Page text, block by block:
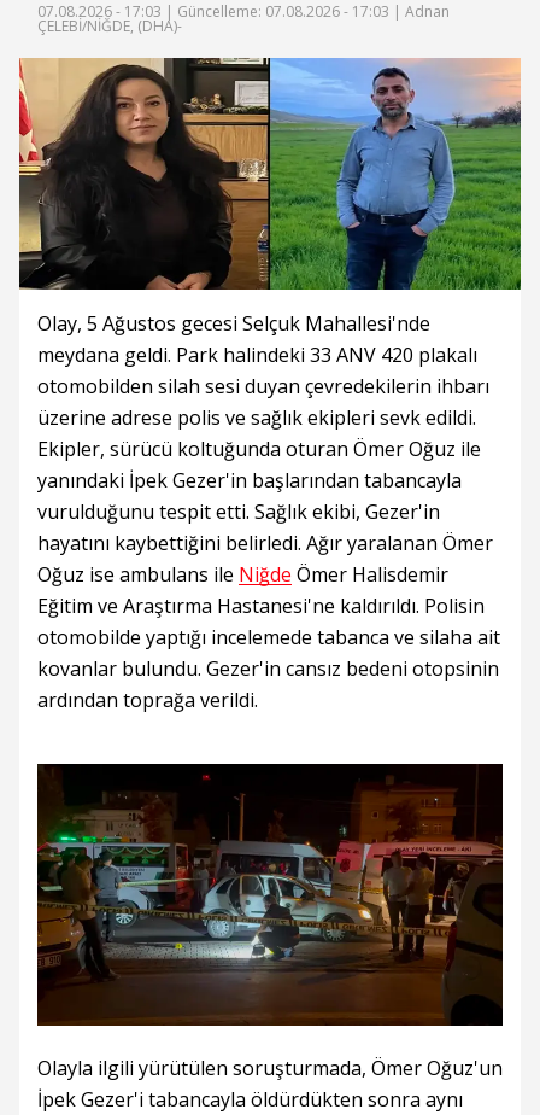
07.08.2026 - 17:03 | Güncelleme: 07.08.2026 - 17:03 | Adnan
ÇELEBİ/NİĞDE, (DHA)-
Olay, 5 Ağustos gecesi Selçuk Mahallesi'nde
meydana geldi. Park halindeki 33 ANV 420 plakalı
otomobilden silah sesi duyan çevredekilerin ihbarı
üzerine adrese polis ve sağlık ekipleri sevk edildi.
Ekipler, sürücü koltuğunda oturan Ömer Oğuz ile
yanındaki İpek Gezer'in başlarından tabancayla
vurulduğunu tespit etti. Sağlık ekibi, Gezer'in
hayatını kaybettiğini belirledi. Ağır yaralanan Ömer
Oğuz ise ambulans ile Niğde Ömer Halisdemir
Eğitim ve Araştırma Hastanesi'ne kaldırıldı. Polisin
otomobilde yaptığı incelemede tabanca ve silaha ait
kovanlar bulundu. Gezer'in cansız bedeni otopsinin
ardından toprağa verildi.
Olayla ilgili yürütülen soruşturmada, Ömer Oğuz'un
İpek Gezer'i tabancayla öldürdükten sonra aynı